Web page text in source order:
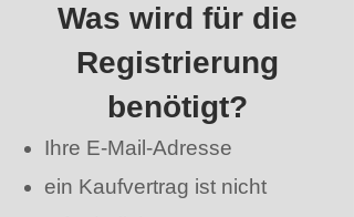
Was wird für die
Registrierung
benötigt?
Ihre E-Mail-Adresse
ein Kaufvertrag ist nicht